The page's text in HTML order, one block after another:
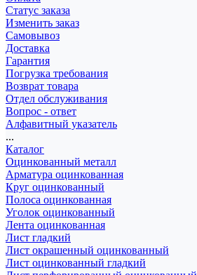
Статус заказа
Изменить заказ
Самовывоз
Доставка
Гарантия
Погрузка требования
Возврат товара
Отдел обслуживания
Вопрос - ответ
Алфавитный указатель
...
Каталог
Оцинкованный металл
Арматура оцинкованная
Круг оцинкованный
Полоса оцинкованная
Уголок оцинкованный
Лента оцинкованная
Лист гладкий
Лист окрашенный оцинкованный
Лист оцинкованный гладкий